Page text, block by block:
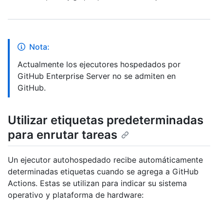
Nota:
Actualmente los ejecutores hospedados por
GitHub Enterprise Server no se admiten en
GitHub.
Utilizar etiquetas predeterminadas
para enrutar tareas
Un ejecutor autohospedado recibe automáticamente
determinadas etiquetas cuando se agrega a GitHub
Actions. Estas se utilizan para indicar su sistema
operativo y plataforma de hardware: